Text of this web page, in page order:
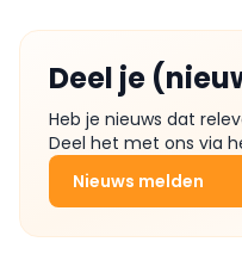
Deel je
Heb je nieuws dat
Deel het met ons via
Nieuws melden